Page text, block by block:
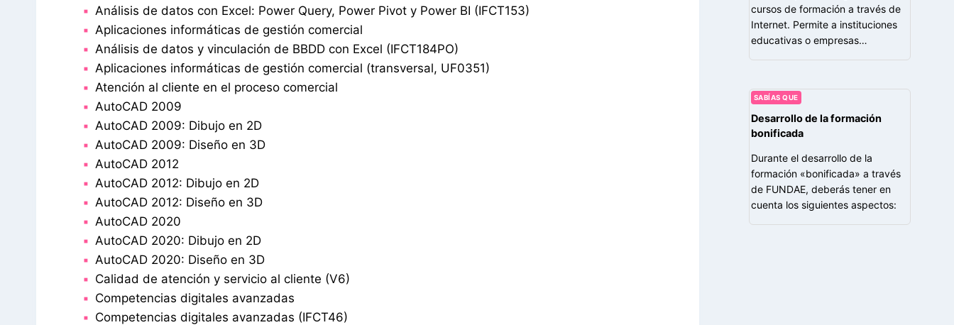
Análisis de datos con Excel: Power Query, Power Pivot y Power BI (IFCT153)
Aplicaciones informáticas de gestión comercial
Análisis de datos y vinculación de BBDD con Excel (IFCT184PO)
Aplicaciones informáticas de gestión comercial (transversal, UF0351)
Atención al cliente en el proceso comercial
AutoCAD 2009
AutoCAD 2009: Dibujo en 2D
AutoCAD 2009: Diseño en 3D
AutoCAD 2012
AutoCAD 2012: Dibujo en 2D
AutoCAD 2012: Diseño en 3D
AutoCAD 2020
AutoCAD 2020: Dibujo en 2D
AutoCAD 2020: Diseño en 3D
Calidad de atención y servicio al cliente (V6)
Competencias digitales avanzadas
Competencias digitales avanzadas (IFCT46)
cursos de formación a través de
Internet. Permite a instituciones
educativas o empresas…
SABÍAS QUE
Desarrollo de la formación
bonificada
Durante el desarrollo de la
formación «bonificada» a través
de FUNDAE, deberás tener en
cuenta los siguientes aspectos: